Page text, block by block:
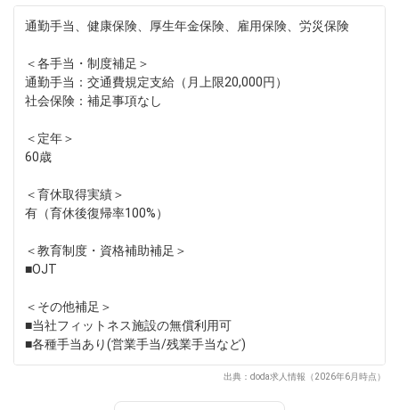
通勤手当、健康保険、厚生年金保険、雇用保険、労災保険
＜各手当・制度補足＞
通勤手当：交通費規定支給（月上限20,000円）
社会保険：補足事項なし
＜定年＞
60歳
＜育休取得実績＞
有（育休後復帰率100%）
＜教育制度・資格補助補足＞
■OJT
＜その他補足＞
■当社フィットネス施設の無償利用可
■各種手当あり(営業手当/残業手当など)
出典：doda求人情報（2026年6月時点）